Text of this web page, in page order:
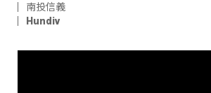
南投信義
Hundiv